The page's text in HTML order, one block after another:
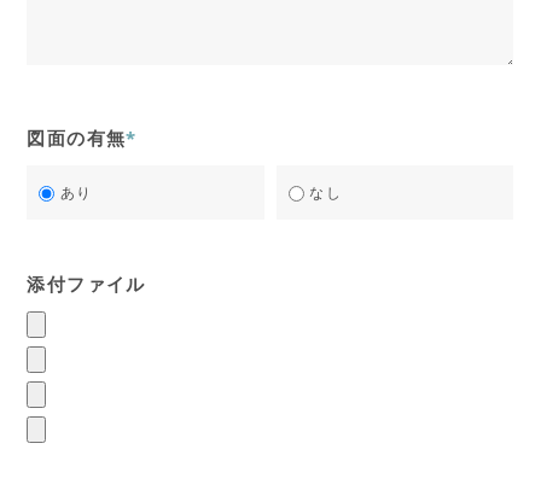
図面の有無*
あり なし
添付ファイル